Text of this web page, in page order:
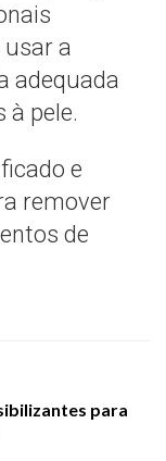
a
adequada
à pele.
e
remover
de
para